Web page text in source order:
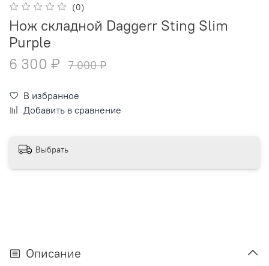
(0)
Нож складной Daggerr Sting Slim
Purple
6 300 ₽
7 000 ₽
В избранное
Добавить в сравнение
Выбрать
Описание